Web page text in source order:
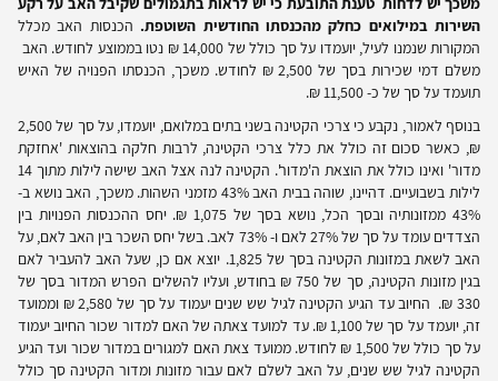
השירות במילואים כחלק מהכנסתו החודשית השוטפת. הכנסות האב מכלל
המקורות שנמנו לעיל, יועמדו על סך כולל של 14,000 ₪ נטו בממוצע לחודש. האב
משלם דמי שכירות בסך של 2,500 ₪ לחודש. משכך, הכנסתו הפנויה של האיש
תועמד על סך של כ- 11,500 ₪.
בנוסף לאמור, נקבע כי צרכי הקטינה בשני בתים במלואם, יועמדו, על סך של 2,500
₪, כאשר סכום זה כולל את כלל צרכי הקטינה, לרבות חלקה בהוצאות 'אחזקת
מדור' ואינו כולל את הוצאת ה'מדור'. הקטינה לנה אצל האב שישה לילות מתוך 14
לילות בשבועיים. דהיינו, שוהה בבית האב 43% מזמני השהות. משכך, האב נושא ב-
43% ממזונותיה ובסך הכל, נושא בסך של 1,075 ₪. יחס ההכנסות הפנויות בין
הצדדים עומד על סך של 27% לאם ו- 73% לאב. בשל יחס השכר בין האב לאם, על
האב לשאת במזונות הקטינה בסך של 1,825. יוצא אם כן, שעל האב להעביר לאם
בגין מזונות הקטינה, סך של 750 ₪ בחודש, ועליו להשלים הפרש המדור בסך של
330 ₪. החיוב עד הגיע הקטינה לגיל שש שנים יעמוד על סך של 2,580 ₪ וממועד
זה, יועמד על סך של 1,100 ₪. עד למועד צאתה של האם למדור שכור החיוב יעמוד
על סך כולל של 1,500 ₪ לחודש. ממועד צאת האם למגורים במדור שכור ועד הגיע
הקטינה לגיל שש שנים, על האב לשלם לאם עבור מזונות ומדור הקטינה סך כולל